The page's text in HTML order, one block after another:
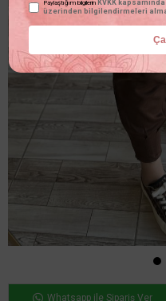
Whatsapp ile Sipariş Ver
Paylaştığım bilgilerin KVKK
üzerinden bilgilendirmeleri